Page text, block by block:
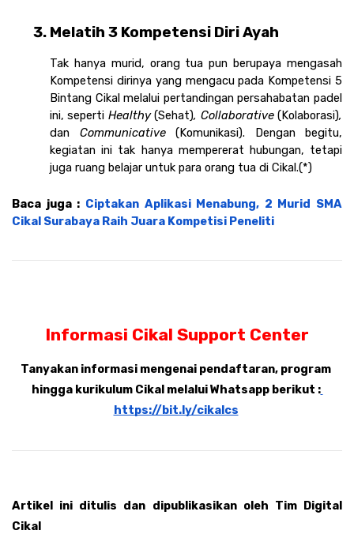
Melatih 3 Kompetensi Diri Ayah
Tak hanya murid, orang tua pun berupaya mengasah
Kompetensi dirinya yang mengacu pada Kompetensi 5
Bintang Cikal melalui pertandingan persahabatan padel
ini, seperti Healthy (Sehat), Collaborative (Kolaborasi),
dan Communicative (Komunikasi). Dengan begitu,
kegiatan ini tak hanya mempererat hubungan, tetapi
juga ruang belajar untuk para orang tua di Cikal.(*)
Baca juga : Ciptakan Aplikasi Menabung, 2 Murid SMA
Cikal Surabaya Raih Juara Kompetisi Peneliti
Informasi Cikal Support Center
Tanyakan informasi mengenai pendaftaran, program
hingga kurikulum Cikal melalui Whatsapp berikut :
https://bit.ly/cikalcs
Artikel ini ditulis dan dipublikasikan oleh Tim Digital
Cikal